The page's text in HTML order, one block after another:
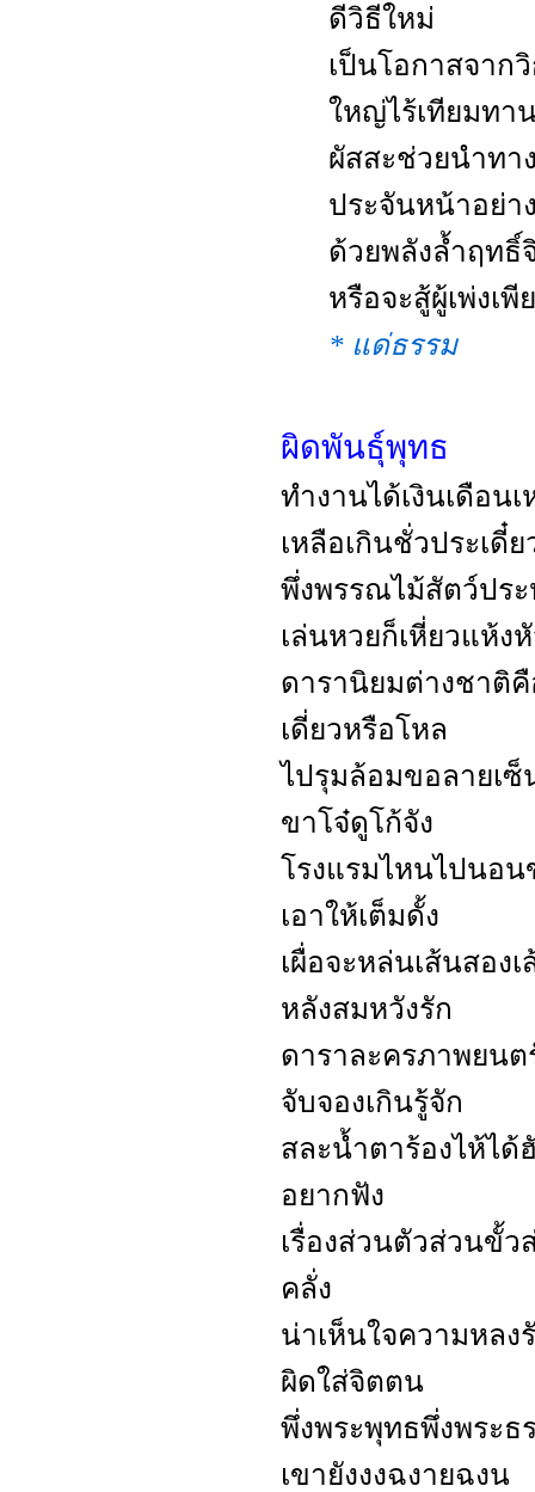
ดีวิธีใหม่
เป็นโอกาสจาก
ใหญ่ไร้เทียมทา
ผัสสะช่วยนำทา
ประจันหน้าอย่า
ด้วยพลังล้ำฤท
หรือจะสู้ผู้เพ่งเพี
* แด่ธรรม
ผิดพันธุ์พุทธ
ทำงานได้เงินเดือนเ
เหลือเกินชั่วประเดี๋ย
พึ่งพรรณไม้สัตว์ประ
เล่นหวยก็เหี่ยวแห้ง
ดารานิยมต่างชาติ
เดี่ยวหรือโหล
ไปรุมล้อมขอลายเ
ขาโจ๋ดูโก้จัง
โรงแรมไหนไปนอ
เอาให้เต็มดั้ง
เผื่อจะหล่นเส้นสอง
หลังสมหวังรัก
ดาราละครภาพยน
จับจองเกินรู้จัก
สละน้ำตาร้องไห้ได้
อยากฟัง
เรื่องส่วนตัวส่วนขั้
คลั่ง
น่าเห็นใจความหลง
ผิดใส่จิตตน
พึ่งพระพุทธพึ่งพระธ
เขายังงงฉงายฉงน